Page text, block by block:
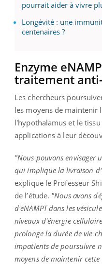
pourrait aider à vivre
Longévité : une
centenaires ?
Enzyme
traitement
Les chercheurs
les moyens de maintenir
l'hypothalamus et le
applications à leur
"Nous pouvons envisager
qui implique la livraison d'
explique le Professeur
de l’étude. "Nous avons
d'eNAMPTdans les
niveaux d'énergie
prolonge la durée de vie
impatients de poursuivre
moyens de maintenir